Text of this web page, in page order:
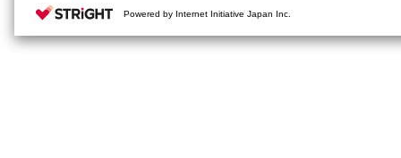
Powered by Internet Initiative Japan Inc.